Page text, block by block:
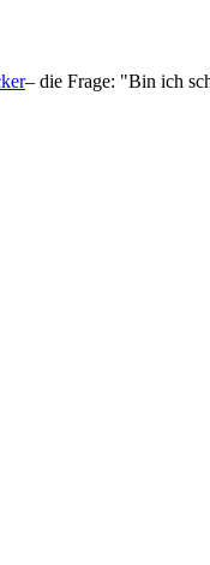
– die Frage: "Bin ich